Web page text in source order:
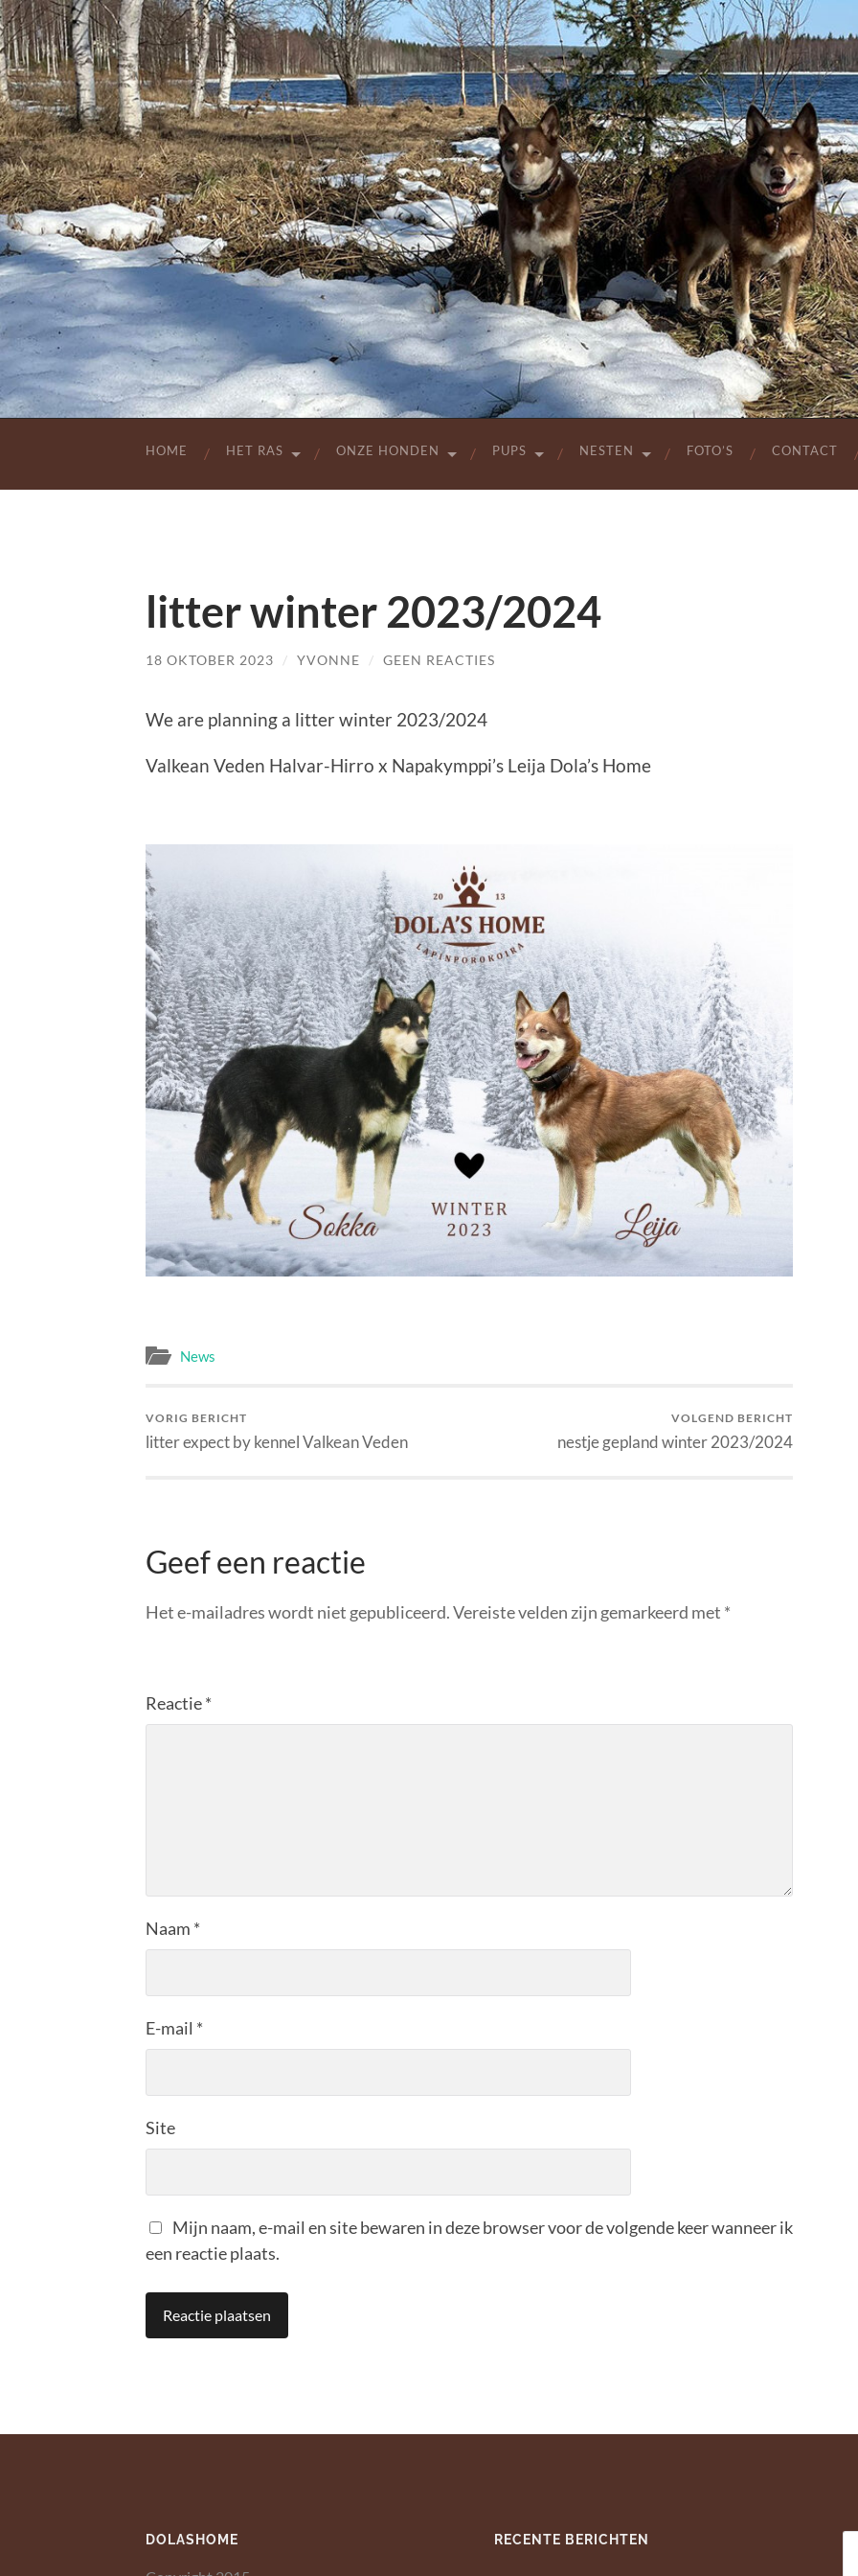
HOME HET RAS ONZE HONDEN PUPS NESTEN FOTO’S CONTACT
litter winter 2023/2024
18 OKTOBER 2023 / YVONNE / GEEN REACTIES
We are planning a litter winter 2023/2024
Valkean Veden Halvar-Hirro x Napakymppi’s Leija Dola’s Home
News
VORIG BERICHT
litter expect by kennel Valkean Veden
VOLGEND BERICHT
nestje gepland winter 2023/2024
Geef een reactie
Het e-mailadres wordt niet gepubliceerd.Vereiste velden zijn gemarkeerd met *
Reactie*
Naam *
E-mail *
Site
Mijn naam, e-mail en site bewaren in deze browser voor de volgende keer wanneer ik
een reactie plaats.
DOLASHOME RECENTE BERICHTEN